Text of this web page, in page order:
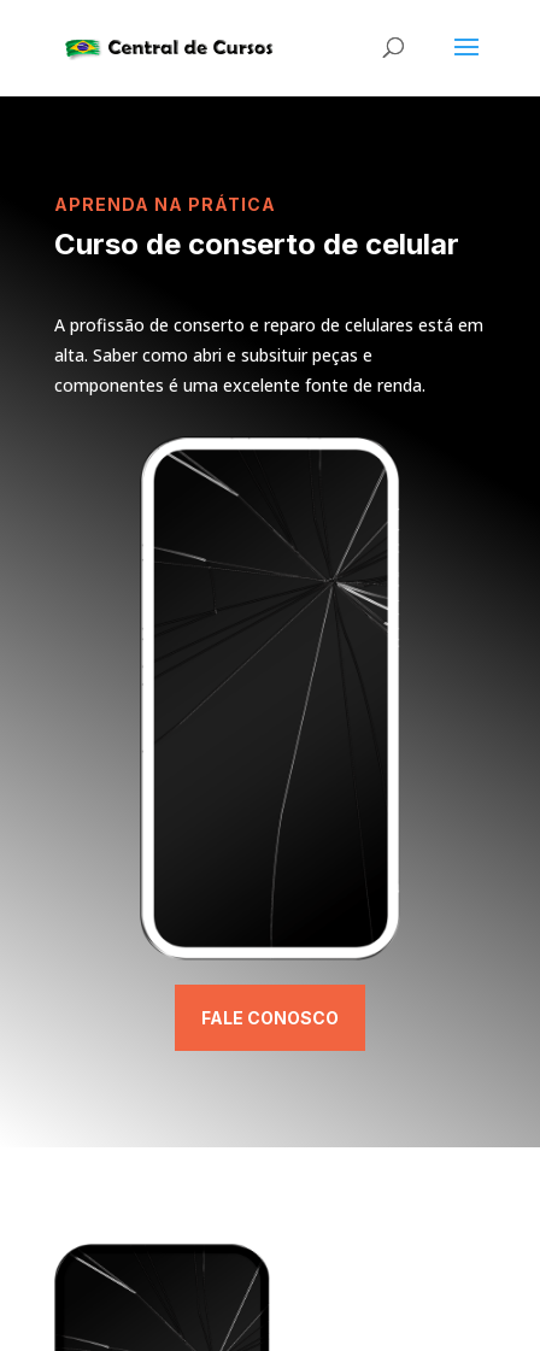
APRENDA NA PRÁTICA
Curso de conserto de celular
A profissão de conserto e reparo de celulares está em
alta. Saber como abri e subsituir peças e
componentes é uma excelente fonte de renda.
FALE CONOSCO